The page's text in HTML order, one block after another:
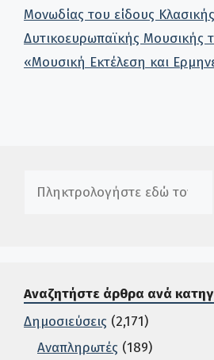
Μονωδίας του είδους
Δυτικοευρωπαϊκής Μουσικής
«Μουσική Εκτέλεση και
Αναζητήστε άρθρα ανά
Δημοσιεύσεις (2,171)
Αναπληρωτές (189)